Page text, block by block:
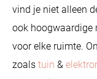
vind je niet alleen
ook hoogwaardige
voor elke ruimte.
zoals tuin &